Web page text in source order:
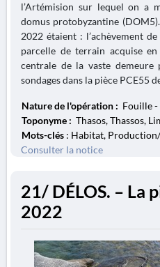
l’Artémision sur lequel on a
domus protobyzantine
2022 étaient : l’achèvement
parcelle de terrain acquise
centrale de la vaste demeure
sondages dans la pièce PCE55
Nature de l'opération : Fouille
Toponyme : Thasos, Thassos,
Mots-clés : Habitat,
Consulter la notice
21/ DÉLOS. – La
2022